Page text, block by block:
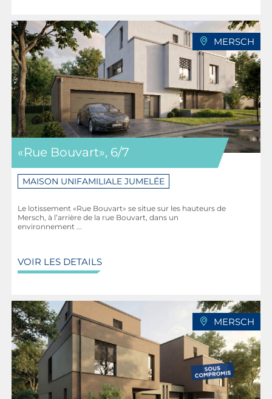
MERSCH
«Rue Bouvart», 6/7
MAISON UNIFAMILIALE JUMELÉE
Le lotissement «Rue Bouvart» se situe sur les hauteurs de
Mersch, à l’arrière de la rue Bouvart, dans un
environnement ...
VOIR LES DETAILS
MERSCH